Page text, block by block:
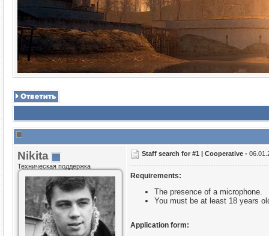
Nikita
Техническая поддержка
Staff search for #1 | Cooperative -
Requirements:
The presence of a microphone.
You must be at least 18 years
Application form: